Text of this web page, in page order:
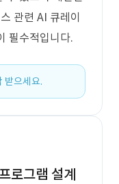
관련 AI 큐레이
필수적입니다.
받으세요.
로그램 설계